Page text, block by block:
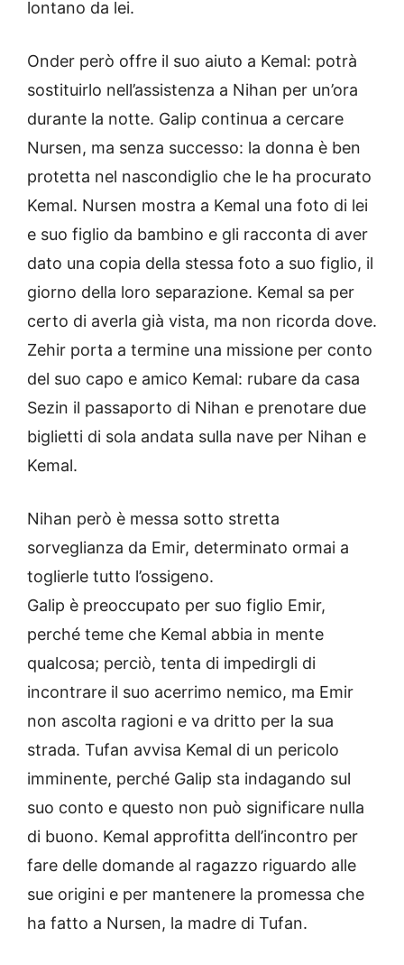
lontano da lei.
Onder però offre il suo aiuto a Kemal: potrà
sostituirlo nell’assistenza a Nihan per un’ora
durante la notte. Galip continua a cercare
Nursen, ma senza successo: la donna è ben
protetta nel nascondiglio che le ha procurato
Kemal. Nursen mostra a Kemal una foto di lei
e suo figlio da bambino e gli racconta di aver
dato una copia della stessa foto a suo figlio, il
giorno della loro separazione. Kemal sa per
certo di averla già vista, ma non ricorda dove.
Zehir porta a termine una missione per conto
del suo capo e amico Kemal: rubare da casa
Sezin il passaporto di Nihan e prenotare due
biglietti di sola andata sulla nave per Nihan e
Kemal.
Nihan però è messa sotto stretta
sorveglianza da Emir, determinato ormai a
toglierle tutto l’ossigeno.
Galip è preoccupato per suo figlio Emir,
perché teme che Kemal abbia in mente
qualcosa; perciò, tenta di impedirgli di
incontrare il suo acerrimo nemico, ma Emir
non ascolta ragioni e va dritto per la sua
strada. Tufan avvisa Kemal di un pericolo
imminente, perché Galip sta indagando sul
suo conto e questo non può significare nulla
di buono. Kemal approfitta dell’incontro per
fare delle domande al ragazzo riguardo alle
sue origini e per mantenere la promessa che
ha fatto a Nursen, la madre di Tufan.